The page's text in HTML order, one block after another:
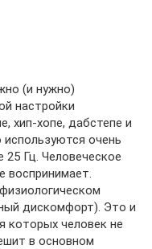
(и нужно)
настройки
хип-хопе, дабстепе и
используются очень
Гц. Человеческое
воспринимает.
дискомфорт). Это и
которых человек не
в основном